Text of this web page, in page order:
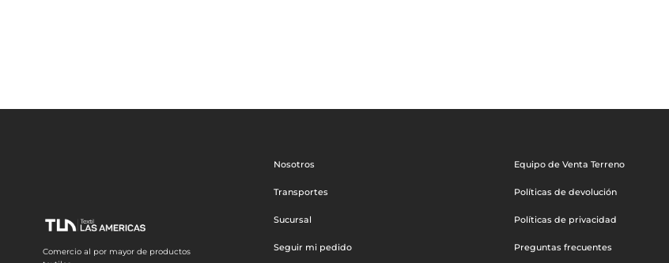
Comercio al por mayor de productos
Nosotros
Transportes
Sucursal
Seguir mi pedido
Equipo de Venta Terreno
Políticas de devolución
Políticas de privacidad
Preguntas frecuentes